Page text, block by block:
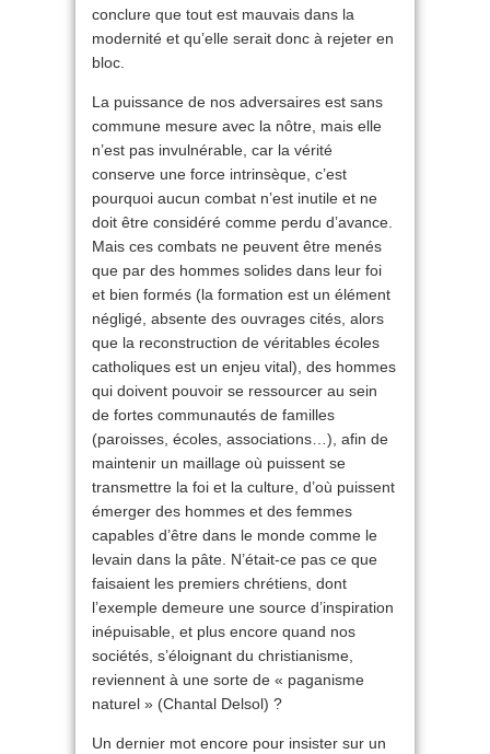
conclure que tout est mauvais dans la
modernité et qu’elle serait donc à rejeter en
bloc.
La puissance de nos adversaires est sans
commune mesure avec la nôtre, mais elle
n’est pas invulnérable, car la vérité
conserve une force intrinsèque, c’est
pourquoi aucun combat n’est inutile et ne
doit être considéré comme perdu d’avance.
Mais ces combats ne peuvent être menés
que par des hommes solides dans leur foi
et bien formés (la formation est un élément
négligé, absente des ouvrages cités, alors
que la reconstruction de véritables écoles
catholiques est un enjeu vital), des hommes
qui doivent pouvoir se ressourcer au sein
de fortes communautés de familles
(paroisses, écoles, associations…), afin de
maintenir un maillage où puissent se
transmettre la foi et la culture, d’où puissent
émerger des hommes et des femmes
capables d’être dans le monde comme le
levain dans la pâte. N’était-ce pas ce que
faisaient les premiers chrétiens, dont
l’exemple demeure une source d’inspiration
inépuisable, et plus encore quand nos
sociétés, s’éloignant du christianisme,
reviennent à une sorte de « paganisme
naturel » (Chantal Delsol) ?
Un dernier mot encore pour insister sur un